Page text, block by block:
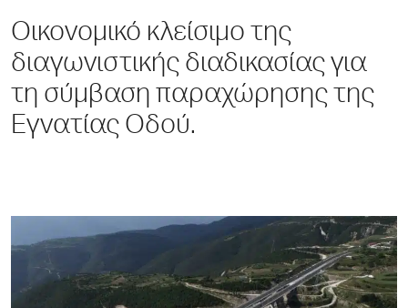
Οικονομικό κλείσιμο της
διαγωνιστικής διαδικασίας για
τη σύμβαση παραχώρησης της
Εγνατίας Οδού.